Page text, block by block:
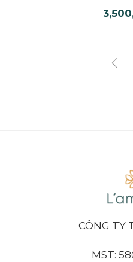
CÔNG TY
MST: